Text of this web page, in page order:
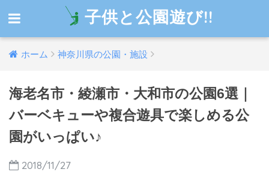
子供と公園遊び!!
ホーム 神奈川県の公園・施設
海老名市・綾瀬市・大和市の公園6選｜
バーベキューや複合遊具で楽しめる公
園がいっぱい♪
2018/11/27